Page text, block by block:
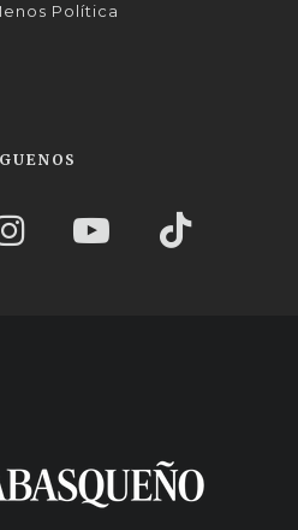
Política